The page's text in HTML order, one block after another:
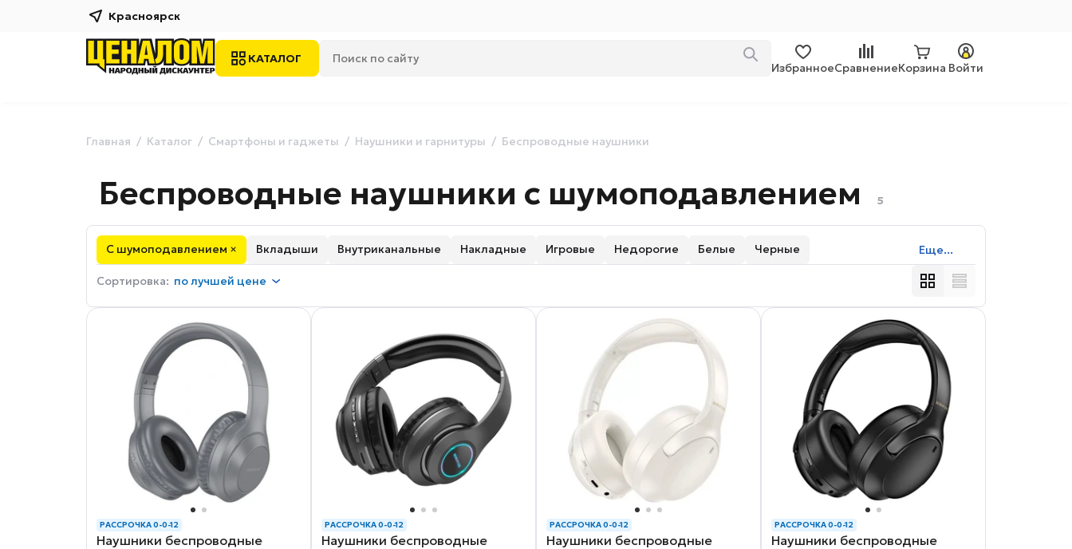
Красноярск
КАТАЛОГ
ИзбранноеСравнениеКорзина Войти
Главная Каталог Смартфоны и гаджеты Наушники и гарнитуры Беспроводные наушники
Беспроводные наушники с шумоподавлением 5
Еще...
С шумоподавлением × Вкладыши Внутриканальные Накладные Игровые Недорогие Белые Черные
Сортировка: получшей цене
РАССРОЧКА 0-0-12
Наушники беспроводные
РАССРОЧКА 0-0-12
Наушники беспроводные
РАССРОЧКА 0-0-12
Наушники беспроводные
РАССРОЧКА 0-0-12
Наушники беспроводные